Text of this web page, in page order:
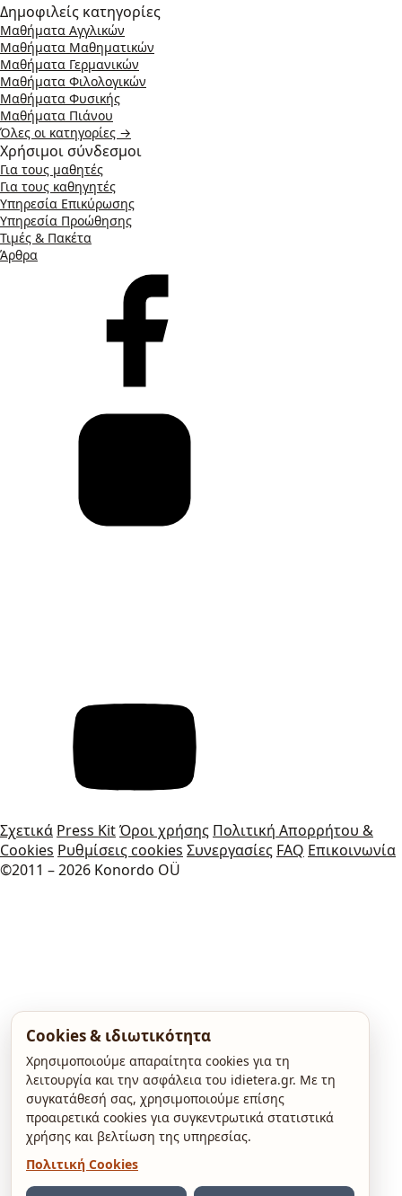
Δημοφιλείς κατηγορίες
Μαθήματα Αγγλικών
Μαθήματα Μαθηματικών
Μαθήματα Γερμανικών
Μαθήματα Φιλολογικών
Μαθήματα Φυσικής
Μαθήματα Πιάνου
Όλες οι κατηγορίες →
Χρήσιμοι σύνδεσμοι
Για τους μαθητές
Για τους καθηγητές
Υπηρεσία Επικύρωσης
Υπηρεσία Προώθησης
Τιμές & Πακέτα
Άρθρα
Σχετικά Press KitΌροι χρήσης Πολιτική Απορρήτου &
Cookies Ρυθμίσεις cookies Συνεργασίες FAQ Επικοινωνία
©2011 – 2026 Konordo OÜ
Cookies & ιδιωτικότητα
Χρησιμοποιούμε απαραίτητα cookies για τη
λειτουργία και την ασφάλεια του idietera.gr. Με τη
συγκατάθεσή σας, χρησιμοποιούμε επίσης
προαιρετικά cookies για συγκεντρωτικά στατιστικά
χρήσης και βελτίωση της υπηρεσίας.
Πολιτική Cookies